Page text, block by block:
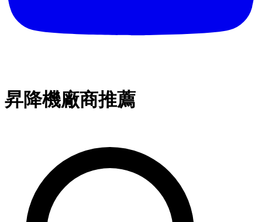
昇降機廠商推薦